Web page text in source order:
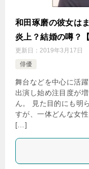
和田琢磨の彼女は
炎上？結婚の噂？【
更新日： 2019年3月17日
俳優
舞台などを中心に活
出演し始め注目度が
ん。 見た目的にも明
すが、一体どんな女
[…]